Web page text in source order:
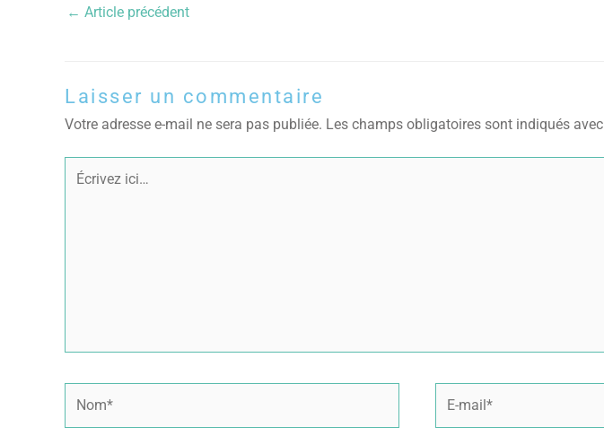
← Article précédent
Laisser un commentaire
Votre adresse e-mail ne sera pas publiée. Les champs obligatoires sont indiqués avec
Écrivez
ici…
mail*